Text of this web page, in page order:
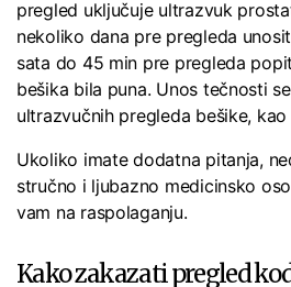
pregled uključuje ultrazvuk
nekoliko dana pre pregleda
sata do 45 min pre pregleda
bešika bila puna. Unos tečnosti
ultrazvučnih pregleda bešike,
Ukoliko imate dodatna pitanja,
stručno i ljubazno medicinsko
vam na raspolaganju.
Kako zakazati pregled